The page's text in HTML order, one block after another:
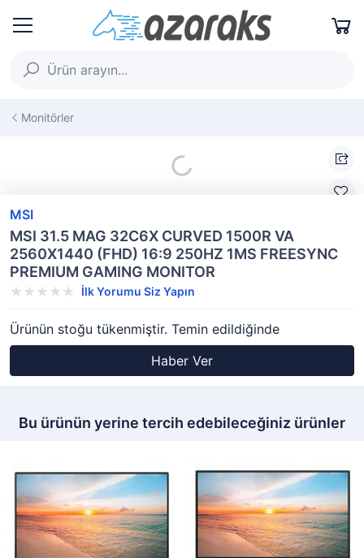
Monitörler
MSI
MSI 31.5 MAG 32C6X CURVED 1500R VA
2560X1440 (FHD) 16:9 250HZ 1MS FREESYNC
PREMIUM GAMING MONITOR
İlk Yorumu Siz Yapın
Ürünün stoğu tükenmiştir. Temin edildiğinde
Haber Ver
Bu ürünün yerine tercih edebileceğiniz ürünler